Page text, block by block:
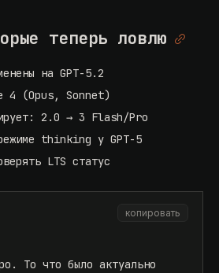
теперь ловлю
на GPT-5.2
4 (Opus, Sonnet)
2.0 → 3 Flash/Pro
thinking у GPT-5
LTS статус
копировать
То что было актуально